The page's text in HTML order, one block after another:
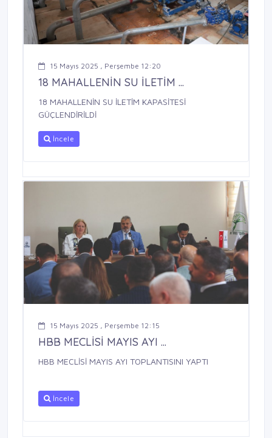
15 Mayıs 2025 , Perşembe 12:20
18 MAHALLENİN SU İLETİM ...
18 MAHALLENİN SU İLETİM KAPASİTESİ
GÜÇLENDİRİLDİ
İncele
15 Mayıs 2025 , Perşembe 12:15
HBB MECLİSİ MAYIS AYI ...
HBB MECLİSİ MAYIS AYI TOPLANTISINI YAPTI
İncele